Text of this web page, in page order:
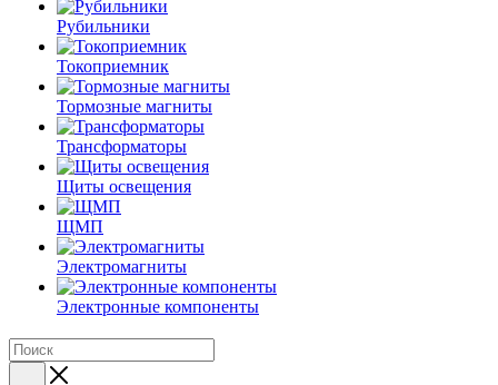
Рубильники
Токоприемник
Тормозные магниты
Трансформаторы
Щиты освещения
ЩМП
Электромагниты
Электронные компоненты